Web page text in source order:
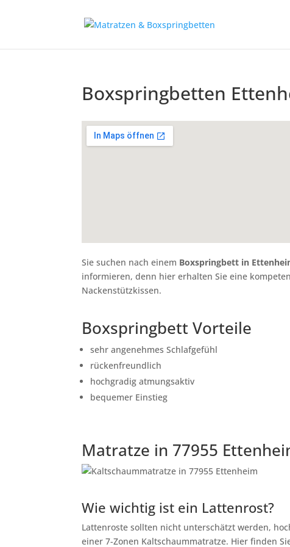
Boxspringbetten
Sie suchen nach einem Boxspringbett in
informieren, denn hier erhalten Sie eine
Nackenstützkissen.
Boxspringbett Vorteile
sehr angenehmes Schlafgefühl
rückenfreundlich
hochgradig atmungsaktiv
bequemer Einstieg
Matratze in 77955
Wie wichtig ist ein Lattenrost?
Lattenroste sollten nicht unterschätzt werden,
einer 7-Zonen Kaltschaummatratze. Hier finden